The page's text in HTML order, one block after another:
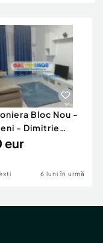
Bloc Nou -
- Dimitrie
eur
6 luni în urmă